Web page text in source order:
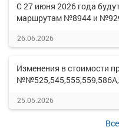
С 27 июня 2026 года
маршрутам №8944 и
26.06.2026
Изменения в стоимости
25.05.2026